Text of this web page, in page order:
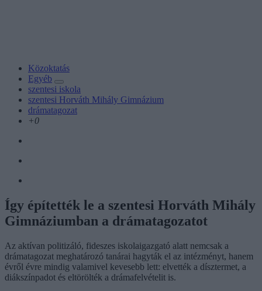
Közoktatás
Egyéb
szentesi iskola
szentesi Horváth Mihály Gimnázium
drámatagozat
+0
Így építették le a szentesi Horváth Mihály
Gimnáziumban a drámatagozatot
Az aktívan politizáló, fideszes iskolaigazgató alatt nemcsak a
drámatagozat meghatározó tanárai hagyták el az intézményt, hanem
évről évre mindig valamivel kevesebb lett: elvették a dísztermet, a
diákszínpadot és eltörölték a drámafelvételit is.